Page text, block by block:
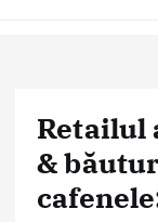
Retailul
&